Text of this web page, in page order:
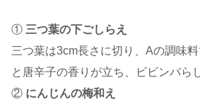
① 三つ葉の下ごしらえ
三つ葉は3cm長さに切り、Aの調味
と唐辛子の香りが立ち、ビビンバら
② にんじんの梅和え